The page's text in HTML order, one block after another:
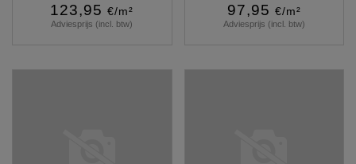
123,95 €/m²
Adviesprijs (incl. btw)
97,95 €/m²
Adviesprijs (incl. btw)